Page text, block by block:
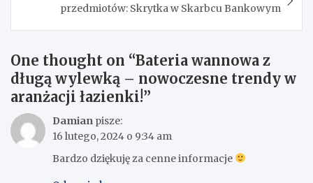
przedmiotów: Skrytka w Skarbcu Bankowym
One thought on “Bateria wannowa z
długą wylewką – nowoczesne trendy w
aranżacji łazienki!”
Damian pisze:
16 lutego, 2024 o 9:34 am
Bardzo dziękuję za cenne informacje